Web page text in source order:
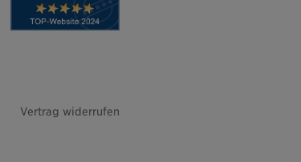
Vertrag widerrufen